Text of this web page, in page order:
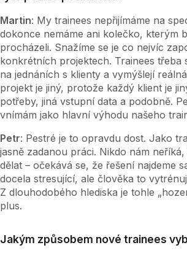
Martin: My trainees nepřijímáme na
dokonce nemáme ani kolečko, kterým
procházeli. Snažíme se je co nejvíc
konkrétních projektech. Trainees třeba
na jednáních s klienty a vymýšlejí
projekt je jiný, protože každý klient je
potřeby, jiná vstupní data a podobně.
vnímám jako hlavní výhodu našeho
Petr: Pestré je to opravdu dost. Jako
jasně zadanou práci. Nikdo nám
dělat – očekává se, že řešení najdeme
docela stresující, ale člověka to
Z dlouhodobého hlediska je tohle
plus.
Jakým způsobem nové trainees